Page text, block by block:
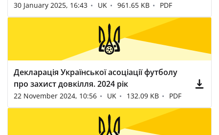
30 January 2025, 16:43 UK 961.65 KB PDF
Декларація Української асоціації футболу
про захист довкілля. 2024 рік
22 November 2024, 10:56 UK 132.09 KB PDF